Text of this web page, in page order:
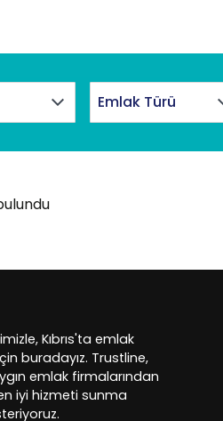
Kıbrıs'ta emlak
buradayız. Trustline,
emlak firmalarından
iyi hizmeti sunma